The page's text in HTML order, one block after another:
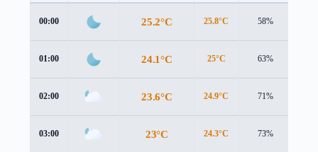
00:00 25.2°C 25.8°C 58%
01:00 24.1°C 25°C 63%
02:00 23.6°C 24.9°C 71%
03:00 23°C 24.3°C 73%